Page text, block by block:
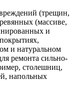
(трещин,
(массиве,
и
и натуральном
ремонта сильно‐
столешниц,
напольных